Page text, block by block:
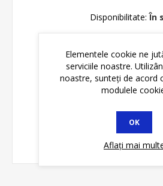
Disponibilitate: În
Elementele cookie ne
serviciile noastre.
noastre, sunteți de acord
modulele
OK
Aflați mai